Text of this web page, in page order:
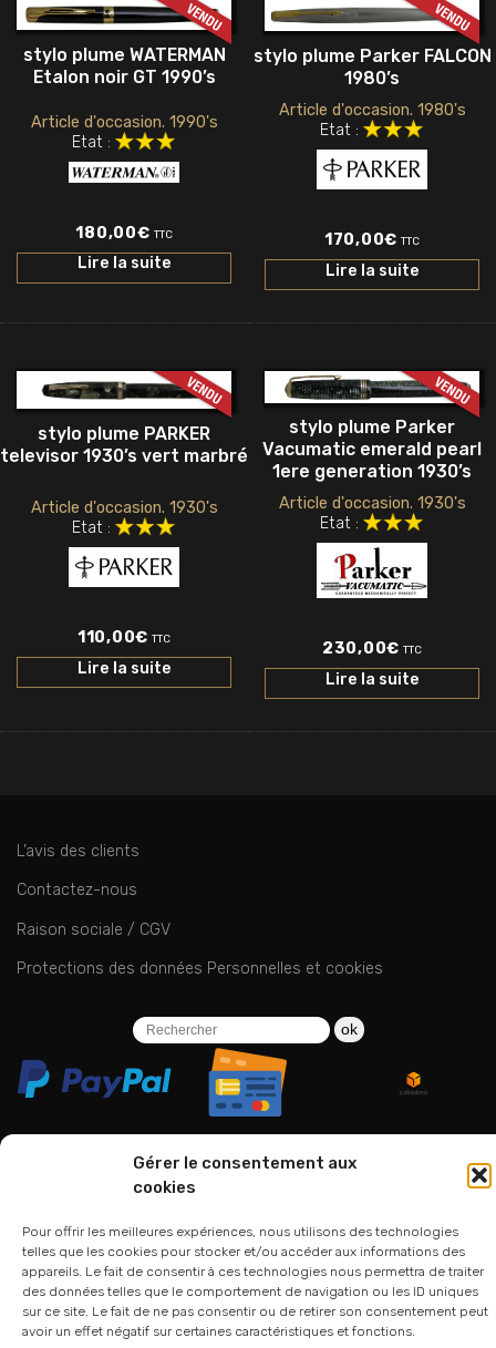
Gérer le consentement aux
cookies
Pour offrir les meilleures expériences, nous utilisons des technologies
telles que les cookies pour stocker et/ou accéder aux informations des
appareils. Le fait de consentir à ces technologies nous permettra de traiter
des données telles que le comportement de navigation ou les ID uniques
sur ce site. Le fait de ne pas consentir ou de retirer son consentement peut
avoir un effet négatif sur certaines caractéristiques et fonctions.
stylo plume WATERMAN
Etalon noir GT 1990’s
Article d'occasion. 1990's
Etat :
180,00€ TTC
Lire la suite
stylo plume Parker FALCON
1980’s
Article d'occasion. 1980's
Etat :
170,00€ TTC
Lire la suite
stylo plume PARKER
televisor 1930’s vert marbré
Article d'occasion. 1930's
Etat :
110,00€ TTC
Lire la suite
stylo plume Parker
Vacumatic emerald pearl
1ere generation 1930’s
Article d'occasion. 1930's
Etat :
230,00€ TTC
Lire la suite
L’avis des clients
Contactez-nous
Raison sociale / CGV
Protections des données Personnelles et cookies
ok
01 75 33 00 85